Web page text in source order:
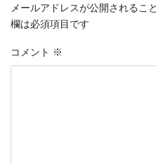
メールアドレスが公開されるこ
欄は必須項目です
コメント ※